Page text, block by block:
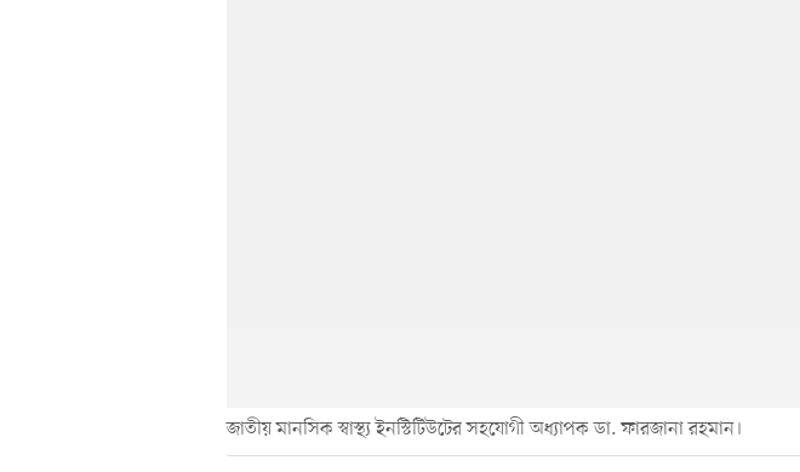
জাতীয় মানসিক স্বাস্থ্য ইনস্টিটিউটের সহযোগী অধ্যাপক ডা. ফারজানা রহমান।